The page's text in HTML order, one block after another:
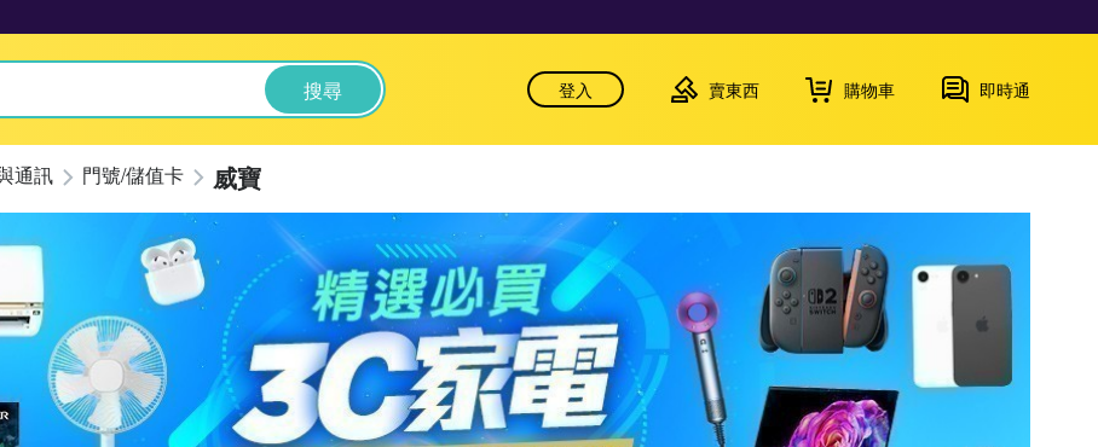
搜尋 登入 賣東西 購物車 即時通
通訊 門號/儲值卡 威寶